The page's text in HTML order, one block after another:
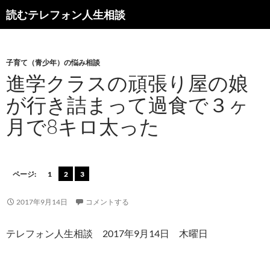
読むテレフォン人生相談
子育て（青少年）の悩み相談
進学クラスの頑張り屋の娘
が行き詰まって過食で３ヶ
月で8キロ太った
ページ: 1 2 3
2017年9月14日 コメントする
テレフォン人生相談 2017年9月14日 木曜日